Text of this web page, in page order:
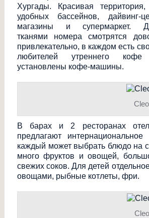
Хургады. Красивая
удобных бассейнов, дайвинг-
магазины и супермаркет.
тканями номера смотрятся
привлекательно, в каждом есть
любителей утреннего
установлены кофе-машины.
В барах и 2 ресторанах
предлагают интернациональное
каждый может выбрать блюдо на
много фруктов и овощей,
свежих соков. Для детей
овощами, рыбные котлеты, фри.